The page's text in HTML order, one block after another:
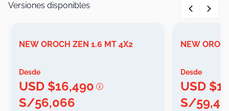
Versiones disponibles
NEW OROCH ZEN 1.6 MT 4X2
Desde
USD $16,490
S/56,066
NEW
Desde
USD
S/